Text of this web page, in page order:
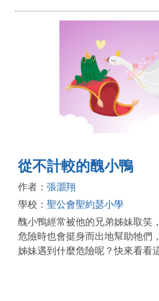
從不計較的醜小鴨
作者： 張灝翔
學校： 聖公會聖約瑟小學
醜小鴨經常被他的兄弟姊妹取笑
危險時也會挺身而出地幫助牠們
姊妹遇到什麼危險呢？快來看看